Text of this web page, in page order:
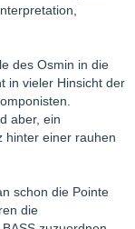
des Osmin in die
in vieler Hinsicht der
aber, ein
hinter einer rauhen
schon die Pointe
die